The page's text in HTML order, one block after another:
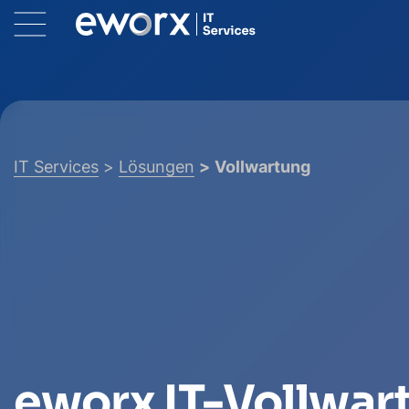
IT Services Lösungen Vollwartung